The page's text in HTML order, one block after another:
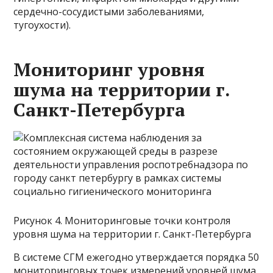
сердечно-сосудистыми заболеваниями,
тугоухости).
Мониторинг уровня
шума на территории г.
Санкт-Петербурга
Рисунок 4. Мониторинговые точки контроля
уровня шума на территории г. Санкт-Петербурга
В системе СГМ ежегодно утверждается порядка 50